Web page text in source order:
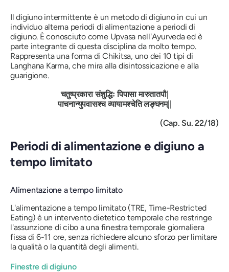
Il digiuno intermittente è un metodo di digiuno in cui un
individuo alterna periodi di alimentazione a periodi di
digiuno. È conosciuto come Upvasa nell'Ayurveda ed è
parte integrante di questa disciplina da molto tempo.
Rappresenta una forma di Chikitsa, uno dei 10 tipi di
Langhana Karma, che mira alla disintossicazione e alla
guarigione.
चतुष्प्रकारासंशुद्धिःपिपासामारुतातपौ|
पाचनान्युपवासश्चव्यायामश्चेतिलङ्घनम्||
(Cap. Su. 22/18)
Periodi di alimentazione e digiuno a
tempo limitato
Alimentazione a tempo limitato
L'alimentazione a tempo limitato (TRE, Time-Restricted
Eating) è un intervento dietetico temporale che restringe
l'assunzione di cibo a una finestra temporale giornaliera
fissa di 6-11 ore, senza richiedere alcuno sforzo per limitare
la qualità o la quantità degli alimenti.
Finestre di digiuno